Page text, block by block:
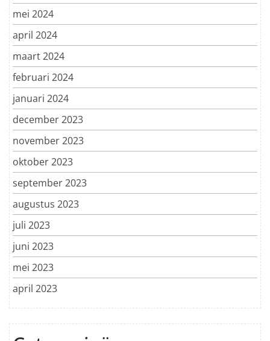
mei 2024
april 2024
maart 2024
februari 2024
januari 2024
december 2023
november 2023
oktober 2023
september 2023
augustus 2023
juli 2023
juni 2023
mei 2023
april 2023